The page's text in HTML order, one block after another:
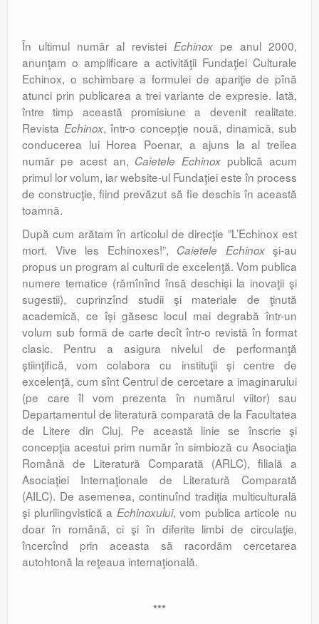
În ultimul număr al revistei Echinox pe anul 2000,
anunţam o amplificare a activităţii Fundaţiei Culturale
Echinox, o schimbare a formulei de apariţie de pînă
atunci prin publicarea a trei variante de expresie. Iată,
între timp această promisiune a devenit realitate.
Revista Echinox, într-o concepţie nouă, dinamică, sub
conducerea lui Horea Poenar, a ajuns la al treilea
număr pe acest an, Caietele Echinox publică acum
primul lor volum, iar website-ul Fundaţiei este în process
de construcţie, fiind prevăzut să fie deschis în această
toamnă.
După cum arătam în articolul de direcţie ”L’Echinox est
mort. Vive les Echinoxes!”, Caietele Echinoxşi-au
propus un program al culturii de excelenţă. Vom publica
numere tematice (rămînînd însă deschişi la inovaţii şi
sugestii), cuprinzînd studii şi materiale de ţinută
academică, ce îşi găsesc locul mai degrabă într-un
volum sub formă de carte decît într-o revistă în format
clasic. Pentru a asigura nivelul de performanţă
ştiinţifică, vom colabora cu instituţii şi centre de
excelenţă, cum sînt Centrul de cercetare a imaginarului
(pe care îl vom prezenta în numărul viitor) sau
Departamentul de literatură comparată de la Facultatea
de Litere din Cluj. Pe această linie se înscrie şi
concepţia acestui prim număr în simbioză cu Asociaţia
Română de Literatură Comparată (ARLC), filială a
Asociaţiei Internaţionale de Literatură Comparată
(AILC). De asemenea, continuînd tradiţia multiculturală
şi plurilingvistică a Echinoxului, vom publica articole nu
doar în română, ci şi în diferite limbi de circulaţie,
încercînd prin aceasta să racordăm cercetarea
autohtonă la reţeaua internaţională.
***